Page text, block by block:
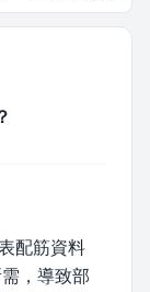
配筋資料
，導致部